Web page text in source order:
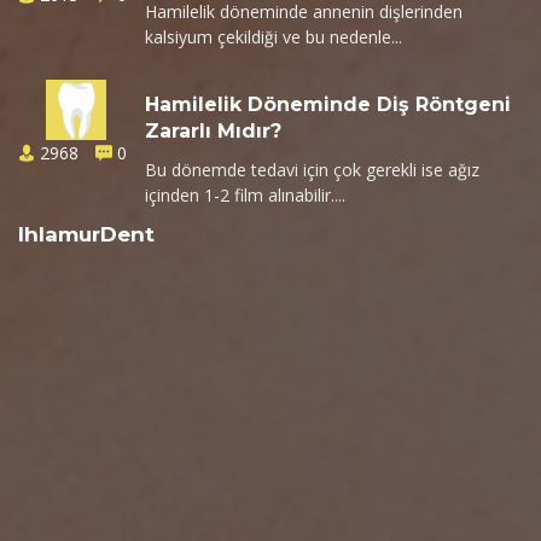
Hamilelik döneminde annenin dişlerinden
kalsiyum çekildiği ve bu nedenle...
2968 0
Hamilelik Döneminde Diş Röntgeni
Zararlı Mıdır?
Bu dönemde tedavi için çok gerekli ise ağız
içinden 1-2 film alınabilir....
IhlamurDent